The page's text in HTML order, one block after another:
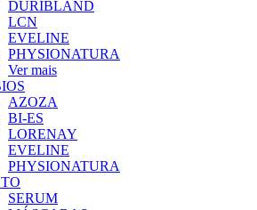
DURIBLAND
LCN
EVELINE
PHYSIONATURA
Ver mais
AZOZA
BI-ES
LORENAY
EVELINE
PHYSIONATURA
SERUM